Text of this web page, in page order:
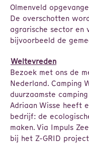
Olmenveld
De overschotten
agrarische sector en
bijvoorbeeld de
Weltevreden
Bezoek met ons de
Nederland. Camping
duurzaamste
Adriaan Wisse heeft
bedrijf: de
maken. Via Impuls
bij het Z-GRID